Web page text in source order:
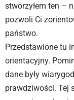
stworzyłem ten –
pozwoli Ci
państwo.
Przedstawione tu
orientacyjny.
dane były
prawdziwości. Tej